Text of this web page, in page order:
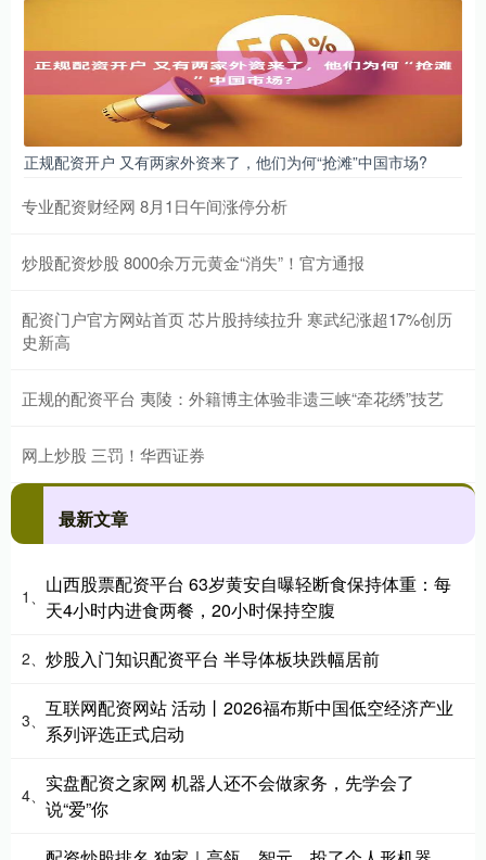
正规配资开户 又有两家外资来了，他们为何“抢滩”中国市场?
专业配资财经网 8月1日午间涨停分析
炒股配资炒股 8000余万元黄金“消失”！官方通报
配资门户官方网站首页 芯片股持续拉升 寒武纪涨超17%创历
史新高
正规的配资平台 夷陵：外籍博主体验非遗三峡“牵花绣”技艺
网上炒股 三罚！华西证券
最新文章
1、
山西股票配资平台 63岁黄安自曝轻断食保持体重：每
天4小时内进食两餐，20小时保持空腹
2、 炒股入门知识配资平台 半导体板块跌幅居前
3、
互联网配资网站 活动丨2026福布斯中国低空经济产业
系列评选正式启动
4、
实盘配资之家网 机器人还不会做家务，先学会了
说“爱”你